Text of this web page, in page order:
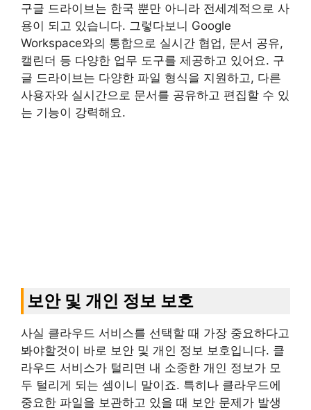
구글 드라이브는 한국 뿐만 아니라 전세계적으로 사
용이 되고 있습니다. 그렇다보니 Google
Workspace와의 통합으로 실시간 협업, 문서 공유,
캘린더 등 다양한 업무 도구를 제공하고 있어요. 구
글 드라이브는 다양한 파일 형식을 지원하고, 다른
사용자와 실시간으로 문서를 공유하고 편집할 수 있
는 기능이 강력해요.
보안 및 개인 정보 보호
사실 클라우드 서비스를 선택할 때 가장 중요하다고
봐야할것이 바로 보안 및 개인 정보 보호입니다. 클
라우드 서비스가 털리면 내 소중한 개인 정보가 모
두 털리게 되는 셈이니 말이죠. 특히나 클라우드에
중요한 파일을 보관하고 있을 때 보안 문제가 발생